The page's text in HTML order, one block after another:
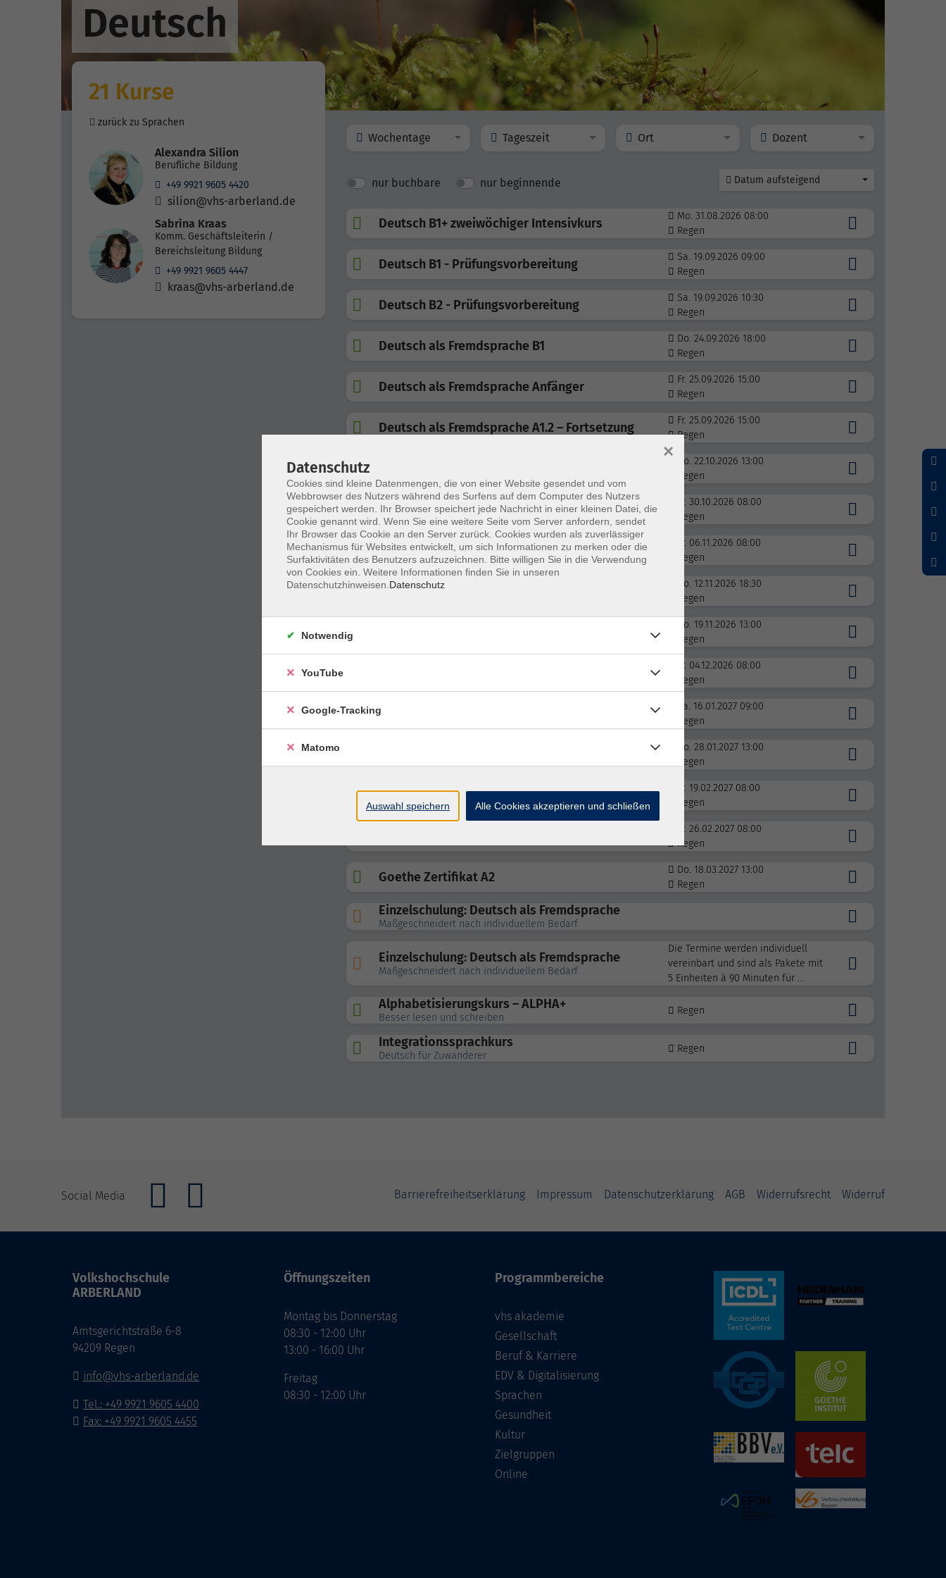
Deutsch
21 Kurse
zurück zu Sprachen
Alexandra Silion
Berufliche Bildung
+49 9921 9605 4420
silion@vhs-arberland.de
Sabrina Kraas
Komm. Geschäftsleiterin /
Bereichsleitung Bildung
+49 9921 9605 4447
kraas@vhs-arberland.de
Wochentage Tageszeit Ort Dozent
nur buchbare nur beginnende Datum aufsteigend
Deutsch B1+ zweiwöchiger Intensivkurs
Mo. 31.08.2026 08:00
Regen
Deutsch B1 - Prüfungsvorbereitung
Sa. 19.09.2026 09:00
Regen
Deutsch B2 - Prüfungsvorbereitung
Sa. 19.09.2026 10:30
Regen
Deutsch als Fremdsprache B1
Do. 24.09.2026 18:00
Regen
Deutsch als Fremdsprache Anfänger
Fr. 25.09.2026 15:00
Regen
Deutsch als Fremdsprache A1.2 – Fortsetzung
Fr. 25.09.2026 15:00
Regen
Do. 22.10.2026 13:00
Regen
telc Deutsch B2
Fr. 30.10.2026 08:00
Regen
Zertifikat Deutsch / telc Deutsch B1
Fr. 06.11.2026 08:00
Regen
Deutsch B2 – Intensivkurs
Do. 12.11.2026 18:30
Regen
Do. 19.11.2026 13:00
Regen
Fr. 04.12.2026 08:00
Regen
Deutsch B1 - Prüfungsvorbereitung
Sa. 16.01.2027 09:00
Regen
Do. 28.01.2027 13:00
Regen
telc Deutsch B2
Fr. 19.02.2027 08:00
Regen
Fr. 26.02.2027 08:00
Regen
Goethe Zertifikat A2
Do. 18.03.2027 13:00
Regen
Einzelschulung: Deutsch als Fremdsprache
Maßgeschneidert nach individuellem Bedarf
Einzelschulung: Deutsch als Fremdsprache
Maßgeschneidert nach individuellem Bedarf
Die Termine werden individuell
vereinbart und sind als Pakete mit
5 Einheiten à 90 Minuten für ...
Alphabetisierungskurs – ALPHA+
Besser lesen und schreiben
Regen
Integrationssprachkurs
Deutsch für Zuwanderer
Regen
Social Media Barrierefreiheitserklärung Impressum Datenschutzerklärung AGB Widerrufsrecht Widerruf
Volkshochschule
ARBERLAND
Amtsgerichtstraße 6-8
94209 Regen
info@vhs-arberland.de
Tel.: +49 9921 9605 4400
Fax: +49 9921 9605 4455
Öffnungszeiten
Montag bis Donnerstag
08:30 - 12:00 Uhr
13:00 - 16:00 Uhr
Freitag
08:30 - 12:00 Uhr
Programmbereiche
vhs akademie
Gesellschaft
Beruf & Karriere
EDV & Digitalisierung
Sprachen
Gesundheit
Kultur
Zielgruppen
Online
Datenschutz
Cookies sind kleine Datenmengen, die von einer Website gesendet und vom
Webbrowser des Nutzers während des Surfens auf dem Computer des Nutzers
gespeichert werden. Ihr Browser speichert jede Nachricht in einer kleinen Datei, die
Cookie genannt wird. Wenn Sie eine weitere Seite vom Server anfordern, sendet
Ihr Browser das Cookie an den Server zurück. Cookies wurden als zuverlässiger
Mechanismus für Websites entwickelt, um sich Informationen zu merken oder die
Surfaktivitäten des Benutzers aufzuzeichnen. Bitte willigen Sie in die Verwendung
von Cookies ein. Weitere Informationen finden Sie in unseren
Datenschutzhinweisen. Datenschutz
×
Notwendig
YouTube
Google-Tracking
Matomo
Auswahl speichern Alle Cookies akzeptieren und schließen